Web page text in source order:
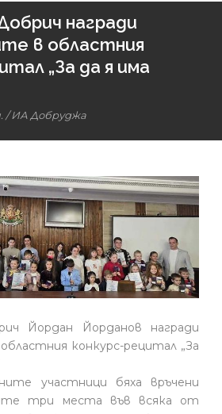
награди
в областния
„За да я има
/ИА Добруджа
Йордан Йорданов награди
конкурс-рецитал „За
участници бяха връчени
три места във всяка от